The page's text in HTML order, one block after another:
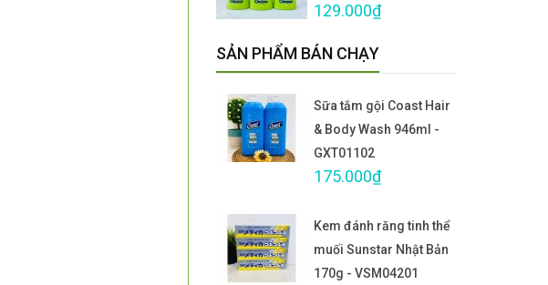
129.000₫
SẢN PHẨM BÁN CHẠY
Sữa tắm gội Coast Hair
& Body Wash 946ml -
GXT01102
175.000₫
Kem đánh răng tinh thể
muối Sunstar Nhật Bản
170g - VSM04201